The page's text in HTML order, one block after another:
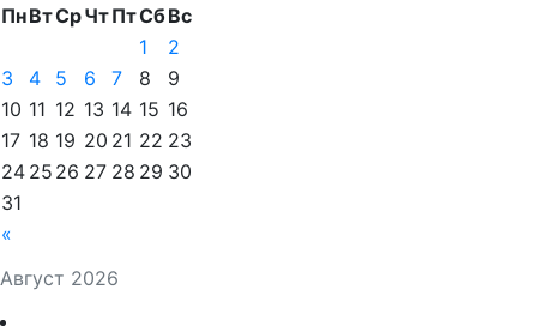
Август 2026
ПнВтСрЧтПтСбВс
«
1
2
3
4 5 6 7 8
9
10 11 12 13 14 15 16
17 18 19 20 21 22 23
24 25 26 27 28 29 30
31